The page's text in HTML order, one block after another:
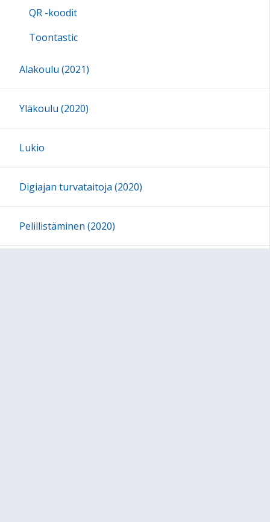
QR -koodit
Toontastic
Alakoulu (2021)
Yläkoulu (2020)
Lukio
Digiajan turvataitoja (2020)
Pelillistäminen (2020)